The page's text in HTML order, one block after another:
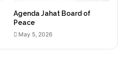
Agenda Jahat Board of
Peace
May 5, 2026